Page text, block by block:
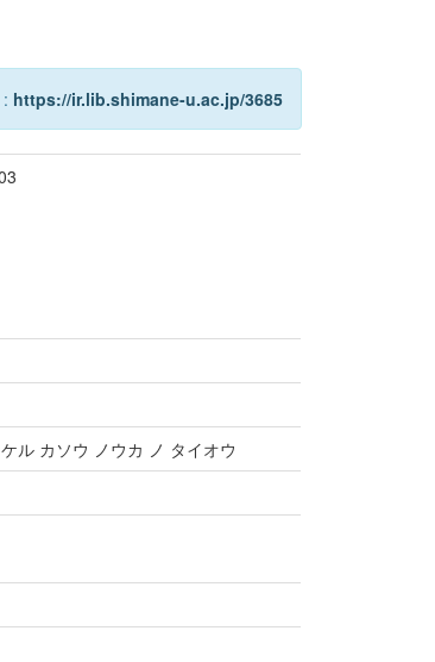
https://ir.lib.shimane-u.ac.jp/3685
ル カソウ ノウカ ノ タイオウ